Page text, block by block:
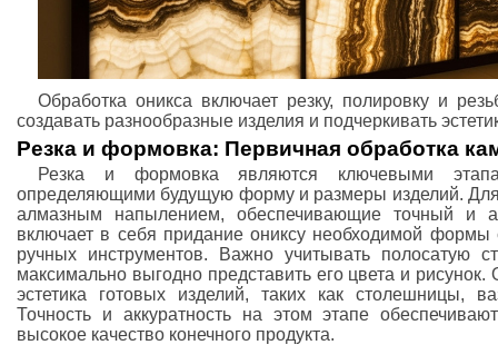
Обработка оникса включает резку, полировку и
создавать разнообразные изделия и подчеркивать
Резка и формовка: Первичная обработка
Резка и формовка являются ключевыми
определяющими будущую форму и размеры изделий.
алмазным напылением, обеспечивающие точный и
включает в себя придание ониксу необходимой
ручных инструментов. Важно учитывать полосатую
максимально выгодно представить его цвета и
эстетика готовых изделий, таких как столешницы,
Точность и аккуратность на этом этапе
высокое качество конечного продукта.